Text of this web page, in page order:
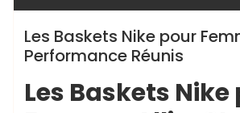
Les Baskets Nike pour
Performance Réunis
Les Baskets